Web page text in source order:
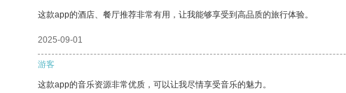
这款app的酒店、餐厅推荐非常有用，让我能够享受到高品质的旅行体验。
2025-09-01
游客
这款app的音乐资源非常优质，可以让我尽情享受音乐的魅力。